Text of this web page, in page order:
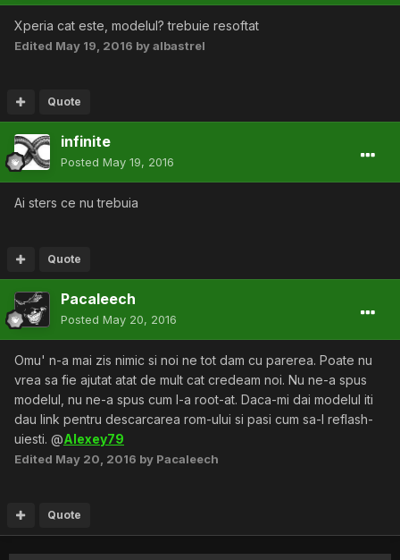
Xperia cat este, modelul? trebuie resoftat
Edited May 19, 2016 by albastrel
Quote
infinite
Posted May 19, 2016
Ai sters ce nu trebuia
Quote
Pacaleech
Posted May 20, 2016
Omu' n-a mai zis nimic si noi ne tot dam cu parerea. Poate nu
vrea sa fie ajutat atat de mult cat credeam noi. Nu ne-a spus
modelul, nu ne-a spus cum l-a root-at. Daca-mi dai modelul iti
dau link pentru descarcarea rom-ului si pasi cum sa-l reflash-
uiesti. @Alexey79
Edited May 20, 2016 by Pacaleech
Quote